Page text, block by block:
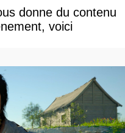
donne du contenu
voici